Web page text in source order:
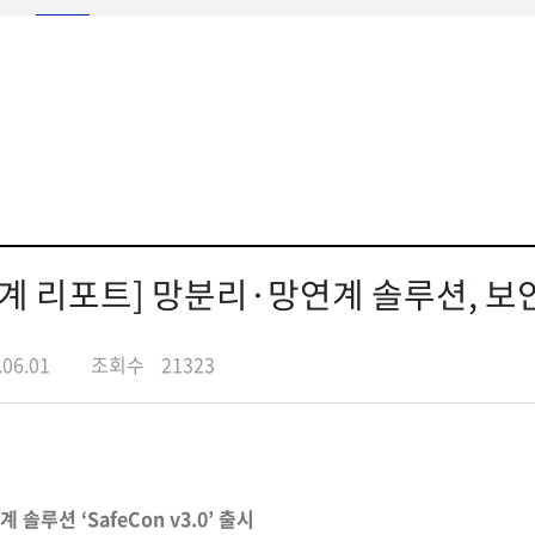
리포트] 망분리·망연계 솔루션, 보
조회수 21323
솔루션 ‘SafeCon v3.0’ 출시